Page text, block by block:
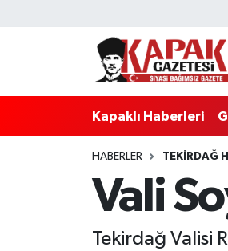
Kapaklı Haberleri
HABERLER TEKIRDAĞ
Vali
Tekirdağ Valisi
Kapaklı Haberleri
Tekirdağ Nöbetçi Eczaneler
Tekirdağ Trafik Yoğunluk
Süper Lig Puan Durumu ve